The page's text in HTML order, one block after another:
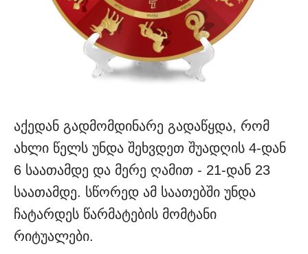
აქედან გადმომდინარე გადაწყდა, რომ
ახლი წელს უნდა შეხვდეთ შუადღის 4-დან
6 საათამდე და მერე ღამით - 21-დან 23
საათამდე. სწორედ ამ საათებში უნდა
ჩატარდეს წარმატების მომტანი
რიტუალები.